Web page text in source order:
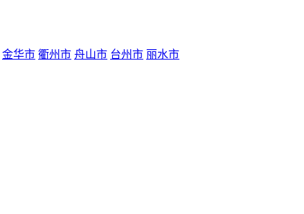
金华市 衢州市 舟山市 台州市 丽水市